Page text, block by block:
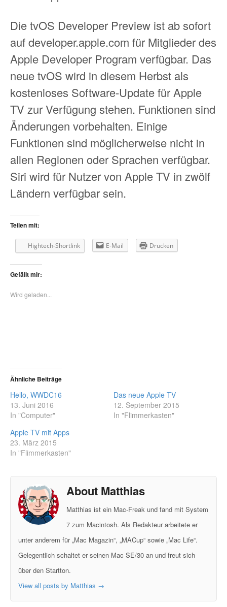
Die tvOS Developer Preview ist ab sofort
auf developer.apple.com für Mitglieder des
Apple Developer Program verfügbar. Das
neue tvOS wird in diesem Herbst als
kostenloses Software-Update für Apple
TV zur Verfügung stehen. Funktionen sind
Änderungen vorbehalten. Einige
Funktionen sind möglicherweise nicht in
allen Regionen oder Sprachen verfügbar.
Siri wird für Nutzer von Apple TV in zwölf
Ländern verfügbar sein.
Teilen mit:
Hightech-Shortlink E-Mail Drucken
Gefällt mir:
Wird geladen...
Ähnliche Beiträge
Hello, WWDC16
13. Juni 2016
In "Computer"
Das neue Apple TV
12. September 2015
In "Flimmerkasten"
Apple TV mit Apps
23. März 2015
In "Flimmerkasten"
About Matthias
Matthias ist ein Mac-Freak und fand mit System
7 zum Macintosh. Als Redakteur arbeitete er
unter anderem für „Mac Magazin“, „MACup“ sowie „Mac Life“.
Gelegentlich schaltet er seinen Mac SE/30 an und freut sich
über den Startton.
View all posts by Matthias →